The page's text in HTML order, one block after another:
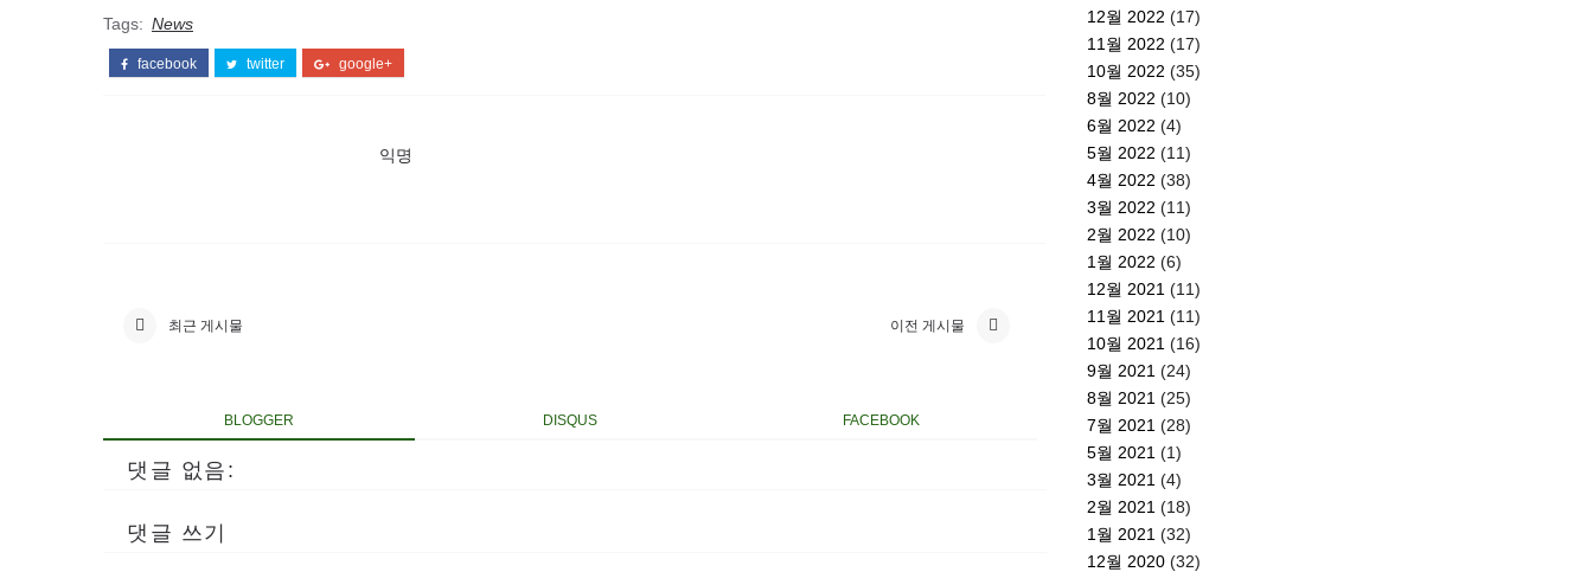
Tags: News
facebook twitter google+
익명
최근 게시물 이전 게시물
BLOGGER DISQUS FACEBOOK
댓글 없음:
댓글 쓰기
12월 2022 (17)
11월 2022 (17)
10월 2022 (35)
8월 2022 (10)
6월 2022 (4)
5월 2022 (11)
4월 2022 (38)
3월 2022 (11)
2월 2022 (10)
1월 2022 (6)
12월 2021 (11)
11월 2021 (11)
10월 2021 (16)
9월 2021 (24)
8월 2021 (25)
7월 2021 (28)
5월 2021 (1)
3월 2021 (4)
2월 2021 (18)
1월 2021 (32)
12월 2020 (32)